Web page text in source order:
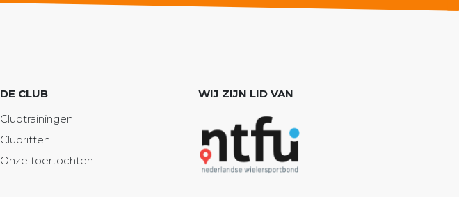
DE CLUB
Clubtrainingen
Clubritten
Onze toertochten
WIJ ZIJN LID VAN